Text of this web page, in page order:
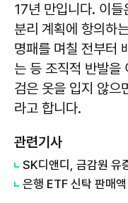
17년 만입니다. 이들
분리 계획에 항의하
명패를 며칠 전부터
는 등 조직적 반발을
검은 옷을 입지 않으
라고 합니다.
관련기사
SK디앤디, 금감원 유